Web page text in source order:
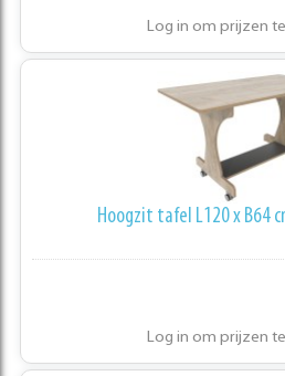
Log in om prijzen
Hoogzit tafel L120 x B64
Log in om prijzen